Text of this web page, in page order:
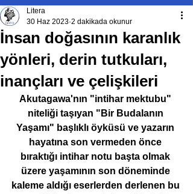
İnsan doğasının karanlık
yönleri, derin tutkuları,
inançları ve çelişkileri
Litera
30 Haz 2023 2 dakikada okunur
Akutagawa'nın "intihar mektubu"
niteliği taşıyan "Bir Budalanın
Yaşamı" başlıklı öyküsü ve yazarın
hayatına son vermeden önce
bıraktığı intihar notu başta olmak
üzere yaşamının son döneminde
kaleme aldığı eserlerden derlenen bu